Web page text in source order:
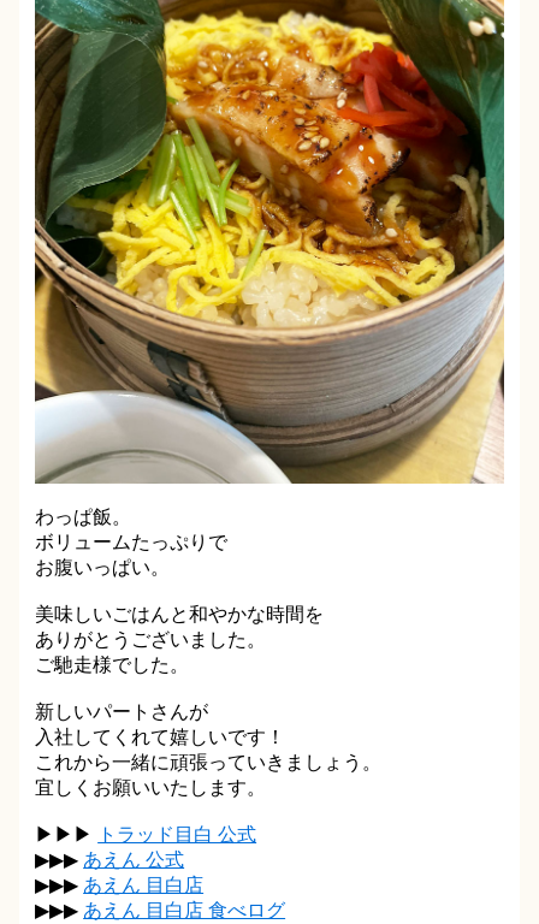
わっぱ飯。
ボリュームたっぷりで
お腹いっぱい。
美味しいごはんと和やかな時間を
ありがとうございました。
ご馳走様でした。
新しいパートさんが
入社してくれて嬉しいです！
これから一緒に頑張っていきましょう。
宜しくお願いいたします。
▶▶▶
トラッド目白 公式
▶▶▶ あえん 公式
▶▶▶ あえん 目白店
▶▶▶ あえん 目白店 食べログ